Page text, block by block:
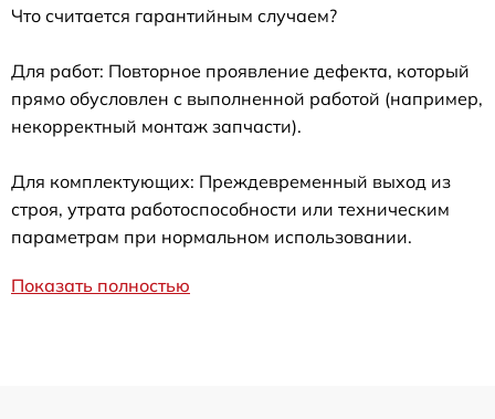
Что считается гарантийным случаем?
Для работ: Повторное проявление дефекта, который
прямо обусловлен с выполненной работой (например,
некорректный монтаж запчасти).
Для комплектующих: Преждевременный выход из
строя, утрата работоспособности или техническим
параметрам при нормальном использовании.
Показать полностью